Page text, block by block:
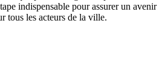
indispensable pour assurer un avenir
tous les acteurs de la ville.